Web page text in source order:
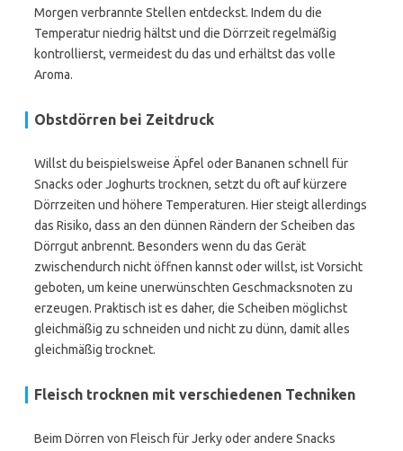
Morgen verbrannte Stellen entdeckst. Indem du die
Temperatur niedrig hältst und die Dörrzeit regelmäßig
kontrollierst, vermeidest du das und erhältst das volle
Aroma.
Obstdörren bei Zeitdruck
Willst du beispielsweise Äpfel oder Bananen schnell für
Snacks oder Joghurts trocknen, setzt du oft auf kürzere
Dörrzeiten und höhere Temperaturen. Hier steigt allerdings
das Risiko, dass an den dünnen Rändern der Scheiben das
Dörrgut anbrennt. Besonders wenn du das Gerät
zwischendurch nicht öffnen kannst oder willst, ist Vorsicht
geboten, um keine unerwünschten Geschmacksnoten zu
erzeugen. Praktisch ist es daher, die Scheiben möglichst
gleichmäßig zu schneiden und nicht zu dünn, damit alles
gleichmäßig trocknet.
Fleisch trocknen mit verschiedenen Techniken
Beim Dörren von Fleisch für Jerky oder andere Snacks